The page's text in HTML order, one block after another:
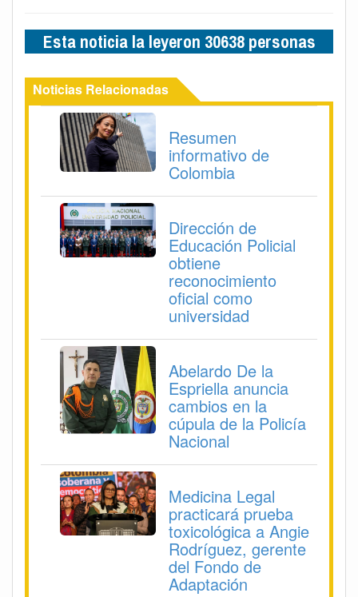
Esta noticia la leyeron 30638 personas
Noticias Relacionadas
Resumen
informativo de
Colombia
Dirección de
Educación Policial
obtiene
reconocimiento
oficial como
universidad
Abelardo De la
Espriella anuncia
cambios en la
cúpula de la Policía
Nacional
Medicina Legal
practicará prueba
toxicológica a Angie
Rodríguez, gerente
del Fondo de
Adaptación